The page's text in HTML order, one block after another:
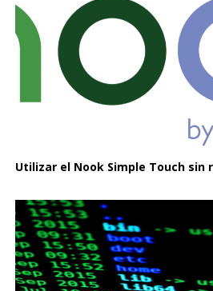
Utilizar el Nook Simple Touch sin